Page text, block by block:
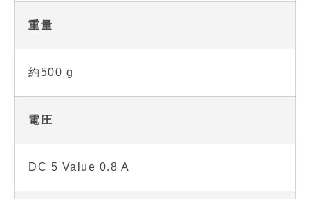
重量
約500 g
電圧
DC 5 Value 0.8 A